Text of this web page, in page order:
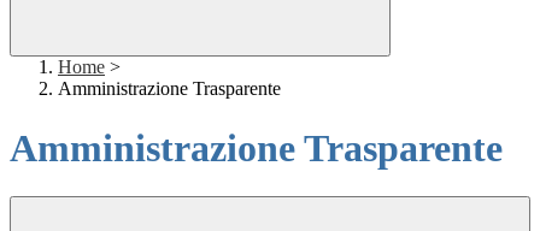
Home >
Amministrazione Trasparente
Amministrazione Trasparente